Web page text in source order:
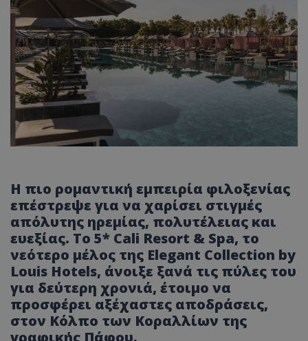
Η πιο ρομαντική εμπειρία φιλοξενίας
επέστρεψε για να χαρίσει στιγμές
απόλυτης ηρεμίας, πολυτέλειας και
ευεξίας. Το 5* Cali Resort & Spa, το
νεότερο μέλος της Elegant Collection by
Louis Hotels, άνοιξε ξανά τις πύλες του
για δεύτερη χρονιά, έτοιμο να
προσφέρει αξέχαστες αποδράσεις,
στον Κόλπο των Κοραλλίων της
γραφικής Πάφου.